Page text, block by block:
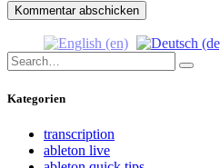
Search
for:
Search
Kategorien
transcription
ableton live